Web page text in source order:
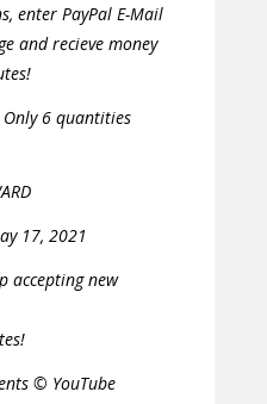
enter PayPal E-Mail
and recieve money
6 quantities
17, 2021
accepting new
© YouTube